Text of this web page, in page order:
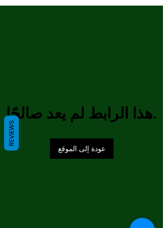
هذا الرابط لم يعد صالحًا.
عودة إلى الموقع
REVIEWS